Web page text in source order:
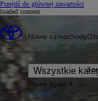
Przejdź do głównej zawartości
Nowe samochody
Wszystkie
Nowe Aygo X
HYBRID
loaded content